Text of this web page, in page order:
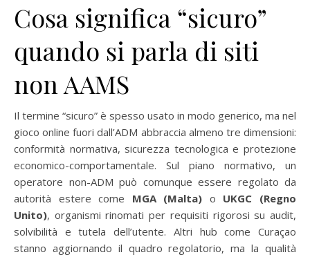
Cosa significa “sicuro”
quando si parla di siti
non AAMS
Il termine “sicuro” è spesso usato in modo generico, ma nel
gioco online fuori dall’ADM abbraccia almeno tre dimensioni:
conformità normativa, sicurezza tecnologica e protezione
economico-comportamentale. Sul piano normativo, un
operatore non-ADM può comunque essere regolato da
autorità estere come MGA (Malta) o UKGC (Regno
Unito), organismi rinomati per requisiti rigorosi su audit,
solvibilità e tutela dell’utente. Altri hub come Curaçao
stanno aggiornando il quadro regolatorio, ma la qualità